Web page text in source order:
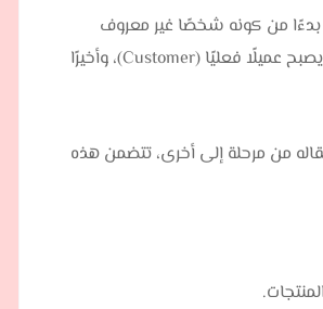
من كونه شخصًا غير معروف
(Stranger)، ثم يتحول إلى زائر (Visitor)، يليه العميل المحتمل (Lead)، وفي حال اقتناعه يصبح عميلًا فعليًا (Customer)، وأخيرًا
من مرحلة إلى أخرى، تتضمن هذه